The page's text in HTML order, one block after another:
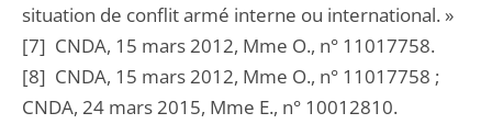
situation de conflit armé interne ou international. »
[7] CNDA, 15 mars 2012, Mme O., n° 11017758.
[8] CNDA, 15 mars 2012, Mme O., n° 11017758 ;
CNDA, 24 mars 2015, Mme E., n° 10012810.